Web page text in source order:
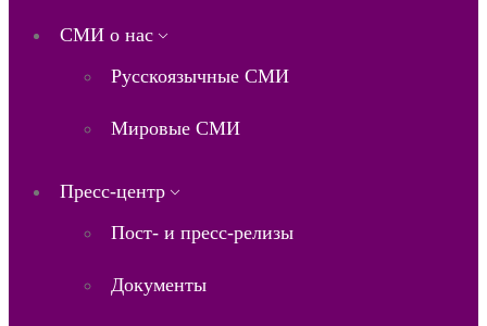
СМИ о нас
Русскоязычные СМИ
Мировые СМИ
Пресс-центр
Пост- и пресс-релизы
Документы